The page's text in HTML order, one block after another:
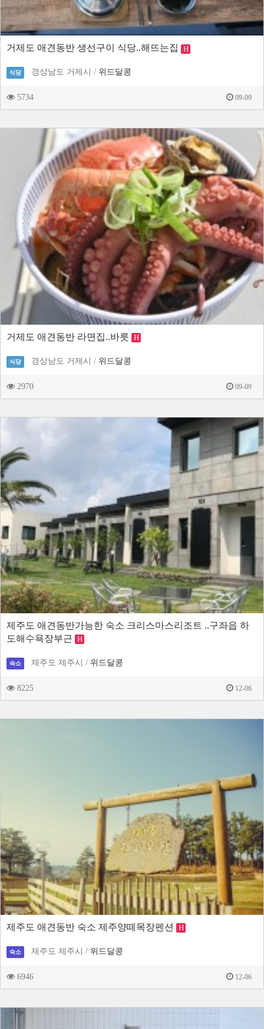
거제도 애견동반 생선구이 식당..해뜨는집 H
식당 경상남도 거제시 / 위드달콩
5734 09-09
거제도 애견동반 라면집..바릇 H
식당 경상남도 거제시 / 위드달콩
2970 09-09
제주도 애견동반가능한 숙소 크리스마스리조트 ..구좌읍 하
도해수욕장부근 H
숙소 제주도 제주시 / 위드달콩
8225 12-06
제주도 애견동반 숙소 제주양떼목장펜션 H
숙소 제주도 제주시 / 위드달콩
6946 12-06